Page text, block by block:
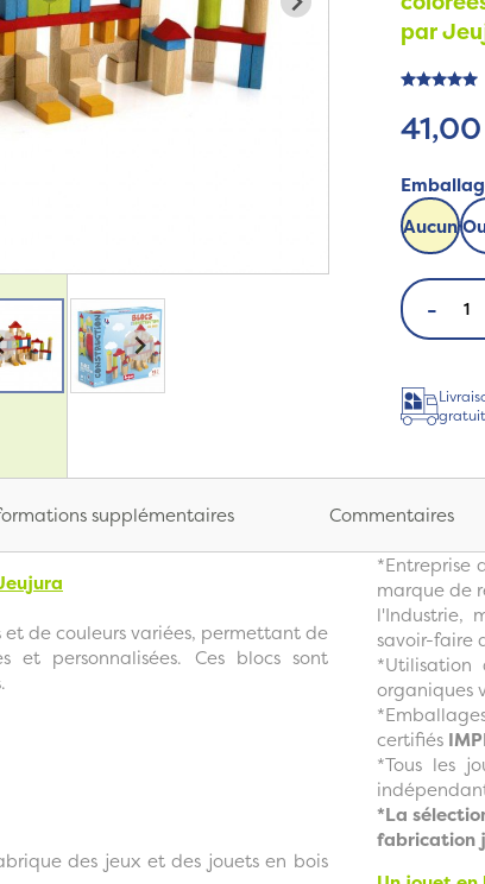
par
Aucun
-
supplémentaires Commentaires
de couleurs variées, permettant de
et personnalisées. Ces blocs sont
des jeux et des jouets en bois
*Entreprise
marque de
l'Industrie,
savoir-faire
*Utilisation
organiques
certifiés
*Tous les
*La
fabrication